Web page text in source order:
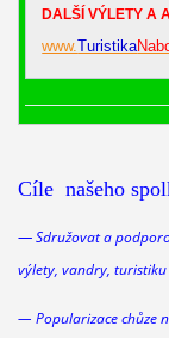
DALŠÍ VÝLETY A
www.Turistika
Cíle našeho
—Sdružovat a
výlety, vandry,
— Popularizace chůze